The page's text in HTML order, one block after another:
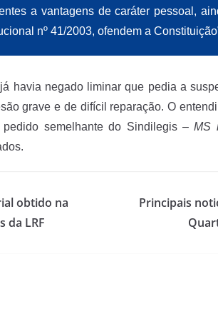
a vantagens de caráter pessoal,
nº 41/2003, ofendem a
já havia negado liminar que pedia a
grave e de difícil reparação. O
pedido semelhante do Sindilegis –MS
obtido na
da LRF
Principais